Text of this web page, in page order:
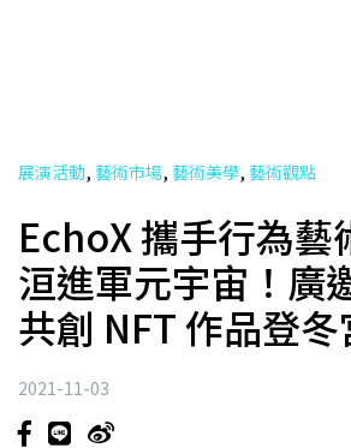
展演活動, 藝術市場, 藝術美學, 藝術觀點
EchoX 攜手行為藝
洹進軍元宇宙！廣
共創 NFT 作品登冬
2021-11-03